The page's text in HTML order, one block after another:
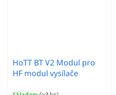
HoTT BT V2 Modul pro
HF modul vysílače